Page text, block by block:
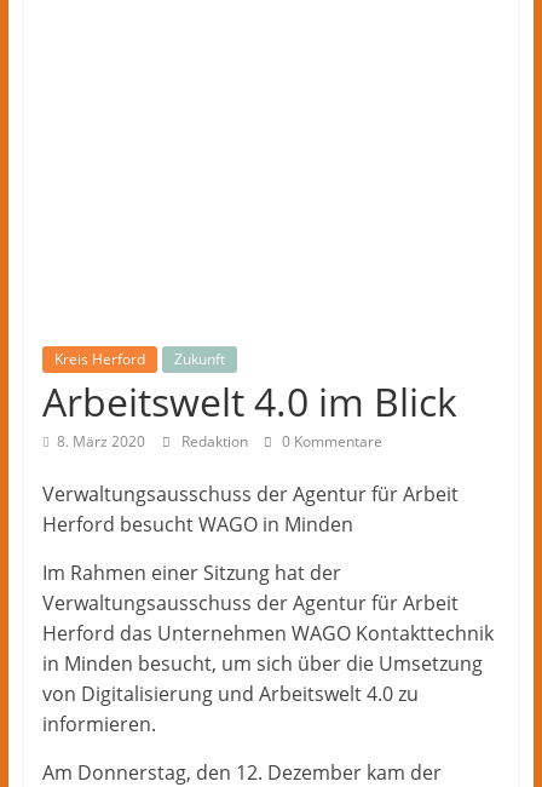
Kreis Herford Zukunft
Arbeitswelt 4.0 im Blick
8. März 2020 Redaktion 0 Kommentare
Verwaltungsausschuss der Agentur für Arbeit
Herford besucht WAGO in Minden
Im Rahmen einer Sitzung hat der
Verwaltungsausschuss der Agentur für Arbeit
Herford das Unternehmen WAGO Kontakttechnik
in Minden besucht, um sich über die Umsetzung
von Digitalisierung und Arbeitswelt 4.0 zu
informieren.
Am Donnerstag, den 12. Dezember kam der